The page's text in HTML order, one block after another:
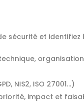
sécurité et identifiez
NIS2, ISO 27001…)
impact et